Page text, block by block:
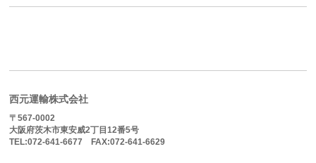
西元運輸株式会社
〒567-0002
大阪府茨木市東安威2丁目12番5号
TEL:072-641-6677 FAX:072-641-6629